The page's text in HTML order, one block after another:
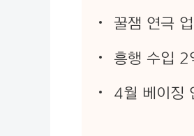
꿀잼 연극
흥행 수입 2
4월 베이징